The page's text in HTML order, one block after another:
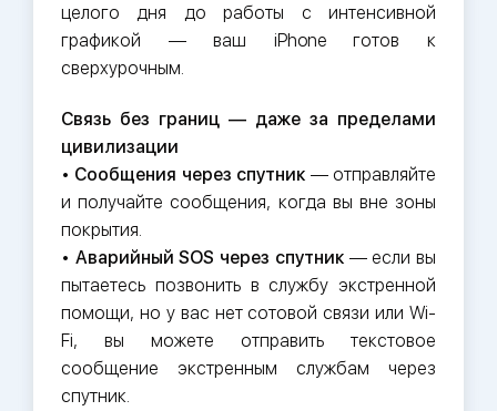
целого дня до работы с интенсивной
графикой — ваш iPhone готов к
сверхурочным.
Связь без границ — даже за пределами
цивилизации
• Сообщения через спутник — отправляйте
и получайте сообщения, когда вы вне зоны
покрытия.
• Аварийный SOS через спутник— если вы
пытаетесь позвонить в службу экстренной
помощи, но у вас нет сотовой связи или Wi-
Fi, вы можете отправить текстовое
сообщение экстренным службам через
спутник.